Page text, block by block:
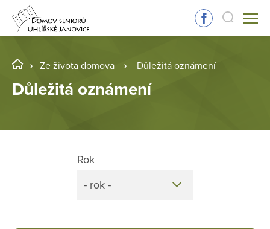
Ze života domova Důležitá oznámení
Důležitá oznámení
Rok
- rok -